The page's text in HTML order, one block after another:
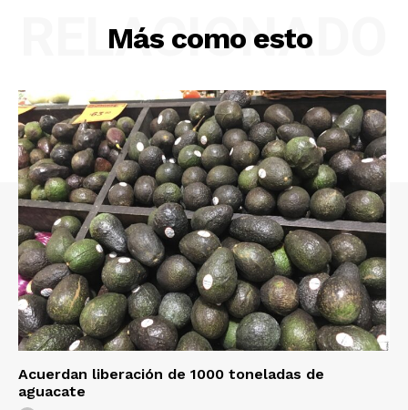
Más como esto
RELACIONADO
Acuerdan liberación de 1000 toneladas de
aguacate